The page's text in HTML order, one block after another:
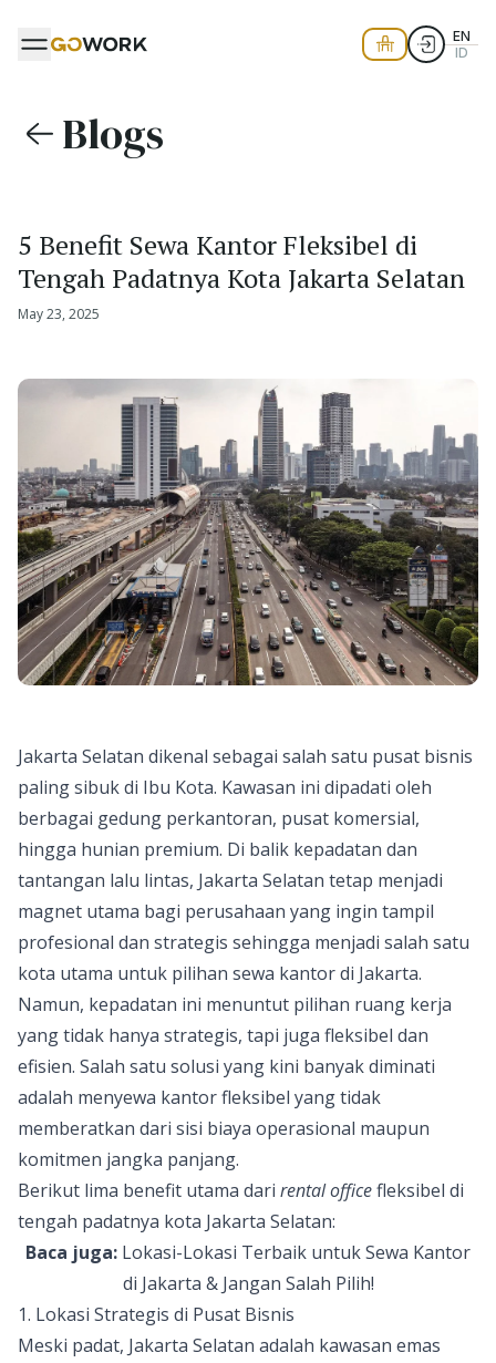
EN
ID
Blogs
5 Benefit Sewa Kantor Fleksibel di
Tengah Padatnya Kota Jakarta Selatan
May 23, 2025
Jakarta Selatan dikenal sebagai salah satu pusat bisnis
paling sibuk di Ibu Kota. Kawasan ini dipadati oleh
berbagai gedung perkantoran, pusat komersial,
hingga hunian premium. Di balik kepadatan dan
tantangan lalu lintas, Jakarta Selatan tetap menjadi
magnet utama bagi perusahaan yang ingin tampil
profesional dan strategis sehingga menjadi salah satu
kota utama untuk pilihan sewa kantor di Jakarta.
Namun, kepadatan ini menuntut pilihan ruang kerja
yang tidak hanya strategis, tapi juga fleksibel dan
efisien. Salah satu solusi yang kini banyak diminati
adalah menyewa kantor fleksibel yang tidak
memberatkan dari sisi biaya operasional maupun
komitmen jangka panjang.
Berikut lima benefit utama dari rental officefleksibel di
tengah padatnya kota Jakarta Selatan:
Baca juga: Lokasi-Lokasi Terbaik untuk Sewa Kantor
di Jakarta & Jangan Salah Pilih!
1. Lokasi Strategis di Pusat Bisnis
Meski padat, Jakarta Selatan adalah kawasan emas